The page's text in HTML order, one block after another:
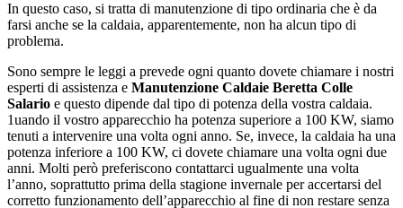
In questo caso, si tratta di manutenzione di tipo ordinaria che è da
farsi anche se la caldaia, apparentemente, non ha alcun tipo di
problema.
Sono sempre le leggi a prevede ogni quanto dovete chiamare i nostri
esperti di assistenza e Manutenzione Caldaie Beretta Colle
Salario e questo dipende dal tipo di potenza della vostra caldaia.
1uando il vostro apparecchio ha potenza superiore a 100 KW, siamo
tenuti a intervenire una volta ogni anno. Se, invece, la caldaia ha una
potenza inferiore a 100 KW, ci dovete chiamare una volta ogni due
anni. Molti però preferiscono contattarci ugualmente una volta
l’anno, soprattutto prima della stagione invernale per accertarsi del
corretto funzionamento dell’apparecchio al fine di non restare senza